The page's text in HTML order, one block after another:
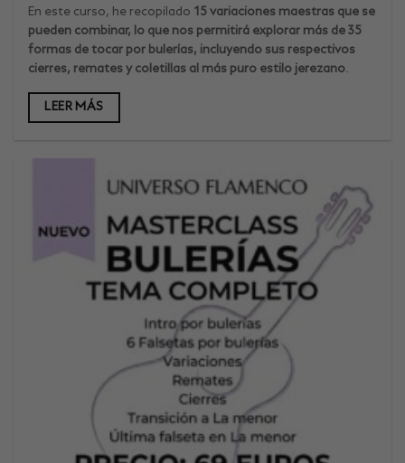
En este curso, he recopilado 15 variaciones maestras que se
pueden combinar, lo que nos permitirá explorar más de 35
formas de tocar por bulerías, incluyendo sus respectivos
cierres, remates y coletillas al más puro estilo jerezano.
LEER MÁS